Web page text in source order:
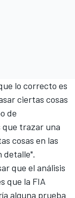
lo correcto es
ciertas cosas
de
que trazar una
cosas en las
detalle".
que el análisis
que la FIA
alguna prueba